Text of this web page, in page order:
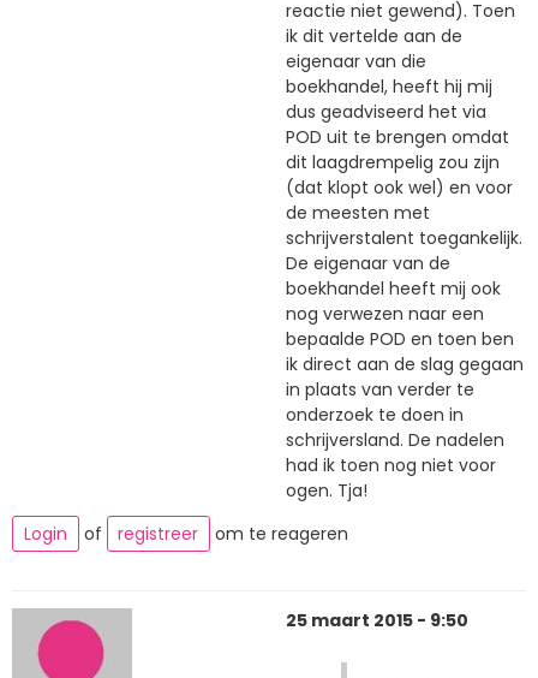
reactie niet gewend). Toen
ik dit vertelde aan de
eigenaar van die
boekhandel, heeft hij mij
dus geadviseerd het via
POD uit te brengen omdat
dit laagdrempelig zou zijn
(dat klopt ook wel) en voor
de meesten met
schrijverstalent toegankelijk.
De eigenaar van de
boekhandel heeft mij ook
nog verwezen naar een
bepaalde POD en toen ben
ik direct aan de slag gegaan
in plaats van verder te
onderzoek te doen in
schrijversland. De nadelen
had ik toen nog niet voor
ogen. Tja!
Login
of registreer om te reageren
25 maart 2015 - 9:50